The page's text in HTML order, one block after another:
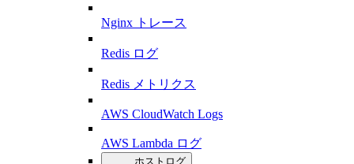
Nginx トレース
Redis ログ
Redis メトリクス
AWS CloudWatch Logs
AWS Lambda ログ
ホストログ